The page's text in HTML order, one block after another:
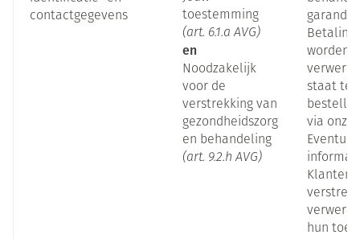
contactgegevens
toestemming
(art. 6.1.a AVG)
en
Noodzakelijk
voor de
verstrekking van
gezondheidszorg
en behandeling
(art. 9.2.h AVG)
worden
verwerkt
staat te
via onze
Klanten
verwerkt
hun